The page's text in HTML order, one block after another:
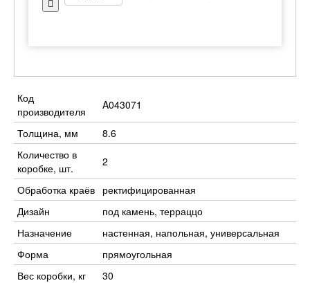
Код
производителя
A043071
Толщина, мм
8.6
Количество в
коробке, шт.
2
Обработка краёв ректифицированная
Дизайн
под камень, терраццо
Назначение
настенная, напольная, универсальная
Форма
прямоугольная
Вес коробки, кг
30